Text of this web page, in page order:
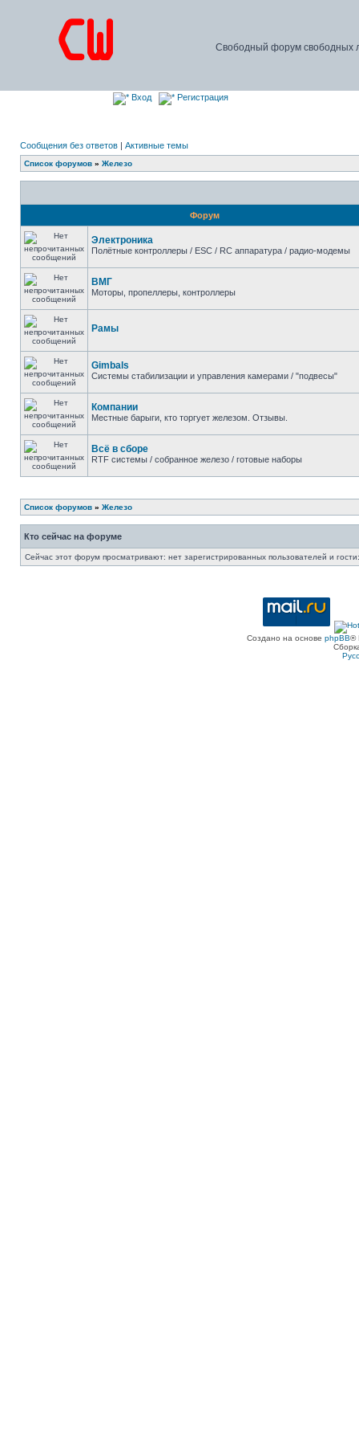
Свободный форум свободных
Вход Регистрация
Сообщения без ответов | Активные темы
Список форумов » Железо
Форум
Электроника
Полётные контроллеры / ESC / RC аппаратура / радио-модемы
ВМГ
Моторы, пропеллеры, контроллеры
Рамы
Gimbals
Системы стабилизации и управления камерами / "подвесы"
Компании
Местные барыги, кто торгует железом. Отзывы.
Всё в сборе
RTF системы / собранное железо / готовые наборы
Список форумов » Железо
Кто сейчас на форуме
Сейчас этот форум просматривают: нет зарегистрированных пользователей и
Создано на основе phpBB®